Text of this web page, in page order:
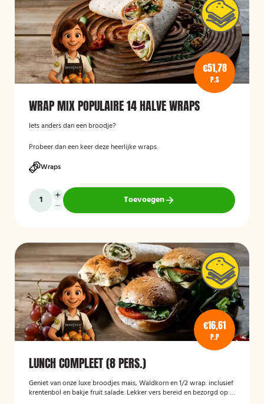
€51,78
P.S
WRAP MIX POPULAIRE 14 HALVE WRAPS
Iets anders dan een broodje?
Probeer dan een keer deze heerlijke wraps.
Wraps
Toevoegen
€16,61
P.P
LUNCH COMPLEET (8 PERS.)
Geniet van onze luxe broodjes mais, Waldkorn en 1/2 wrap. inclusief
krentenbol en bakje fruit salade. Lekker vers bereid en bezorgd op je